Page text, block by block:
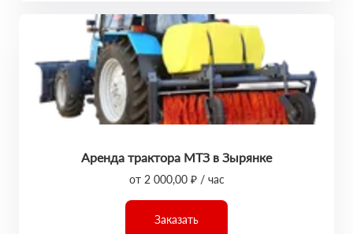
Аренда трактора МТЗ в Зырянке
от 2 000,00 ₽ / час
Заказать